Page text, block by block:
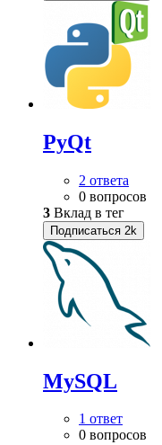
PyQt
2 ответа
0 вопросов
3 Вклад в тег
Подписаться 2k
MySQL
1 ответ
0 вопросов